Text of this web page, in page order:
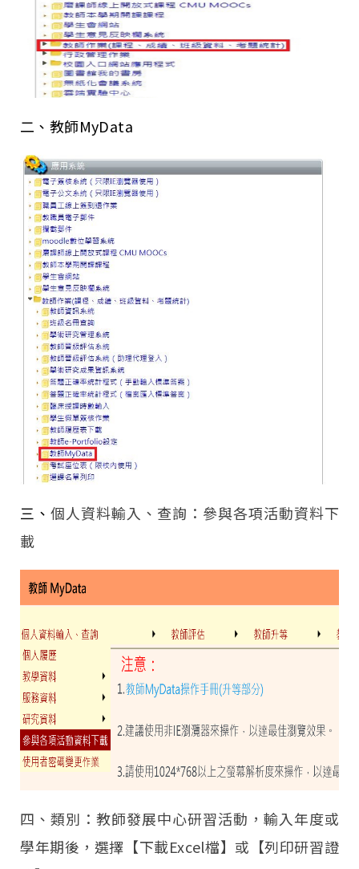
二、教師MyData
三、 個人資料輸入、查詢：參與各項活動資料下
載
四、類別：教師發展中心研習活動，輸入年度或
學年期後，選擇【下載Excel檔】或【列印研習證